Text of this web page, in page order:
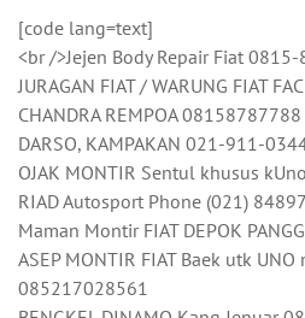
[code lang=text]
<br />Jejen Body Repair Fiat
JURAGAN FIAT / WARUNG FIAT
CHANDRA REMPOA 08158787788
DARSO, KAMPAKAN 021-911-
OJAK MONTIR Sentul khusus
RIAD Autosport Phone (021)
Maman Montir FIAT DEPOK
ASEP MONTIR FIAT Baek utk
085217028561